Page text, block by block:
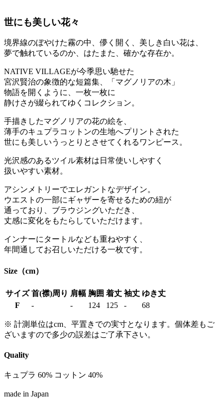
世にも美しい花々
境界線のぼやけた霧の中、儚く開く、美しき白い花は、
夢で触れているのか、はたまた、確かな存在か。
NATIVE VILLAGEが今季思い馳せた
宮沢賢治の象徴的な短篇集、「マグノリアの木」
物語を開くように、一枚一枚に
静けさが綴られてゆくコレクション。
手描きしたマグノリアの花の絵を、
薄手のキュプラコットンの生地へプリントされた
世にも美しいうっとりとさせてくれるワンピース。
光沢感のあるツイル素材は日常使いしやすく
扱いやすい素材。
アシンメトリーでエレガントなデザイン。
ウエストの一部にギャザーを寄せるための紐が
通っており、ブラウジングいただき、
丈感に変化をもたらしていただけます。
インナーにタートルなども重ねやすく、
年間通してお召しいただける一枚です。
Size（cm）
サイズ 首(襟)周り 肩幅 胸囲 着丈 袖丈 ゆき丈
F
- - 124 125 - 68
※ 計測単位はcm、平置きでの実寸となります。個体差もご
ざいますので多少の誤差はご了承下さい。
Quality
キュプラ 60% コットン 40%
made in Japan